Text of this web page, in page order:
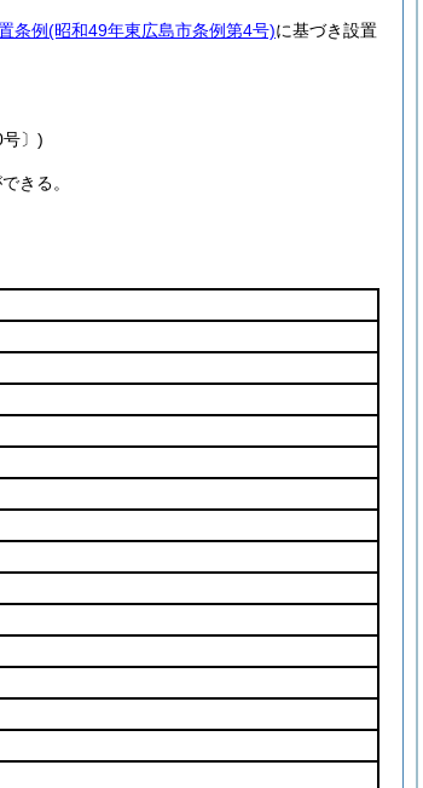
条例(昭和49年東広島市条例第4号)に基づき設置
〕)
きる。